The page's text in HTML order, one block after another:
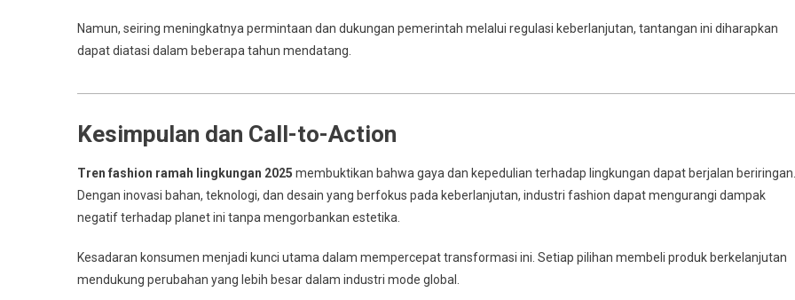
Namun, seiring meningkatnya permintaan dan dukungan pemerintah melalui regulasi keberlanjutan, tantangan ini diharapkan
dapat diatasi dalam beberapa tahun mendatang.
Kesimpulan dan Call-to-Action
Tren fashion ramah lingkungan 2025 membuktikan bahwa gaya dan kepedulian terhadap lingkungan dapat berjalan beriringan.
Dengan inovasi bahan, teknologi, dan desain yang berfokus pada keberlanjutan, industri fashion dapat mengurangi dampak
negatif terhadap planet ini tanpa mengorbankan estetika.
Kesadaran konsumen menjadi kunci utama dalam mempercepat transformasi ini. Setiap pilihan membeli produk berkelanjutan
mendukung perubahan yang lebih besar dalam industri mode global.